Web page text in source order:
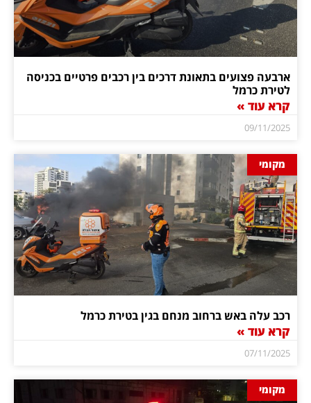
ארבעה פצועים בתאונת דרכים בין רכבים פרטיים בכניסה
לטירת כרמל
קרא עוד »
09/11/2025
מקומי
רכב עלה באש ברחוב מנחם בגין בטירת כרמל
קרא עוד »
07/11/2025
מקומי